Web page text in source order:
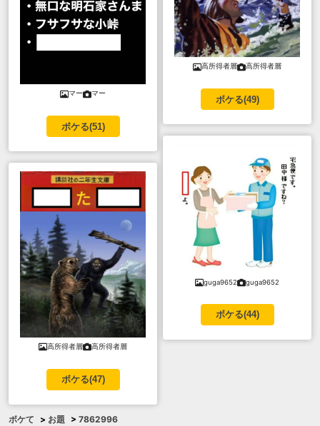
マー マー
ボケる(51)
高所得者層 高所得者層
ボケる(47)
高所得者層 高所得者層
ボケる(49)
guga9652 guga9652
ボケる(44)
ボケて > お題 > 7862996